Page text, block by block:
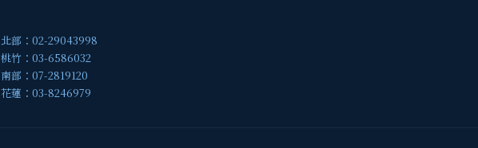
北部：02-29043998
桃竹：03-6586032
南部：07-2819120
花蓮：03-8246979